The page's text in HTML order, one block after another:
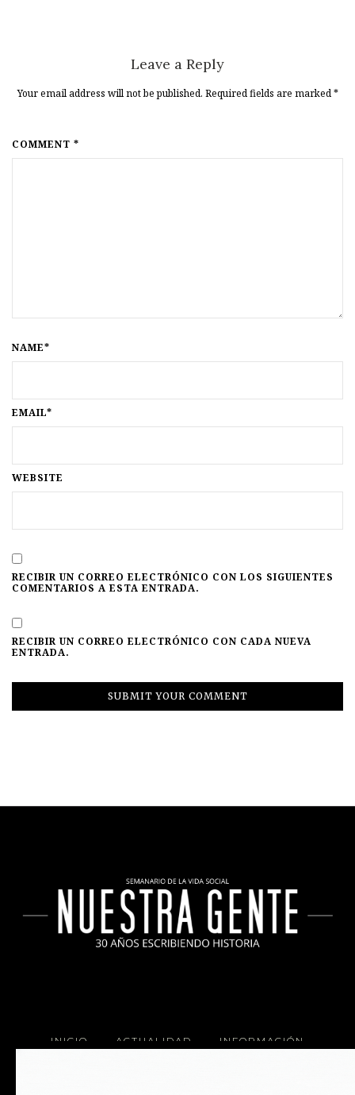
Leave a Reply
Your email address will not be published. Required fields are marked*
COMMENT *
NAME*
EMAIL*
WEBSITE
RECIBIR UN CORREO ELECTRÓNICO CON LOS SIGUIENTES
COMENTARIOS A ESTA ENTRADA.
RECIBIR UN CORREO ELECTRÓNICO CON CADA NUEVA
ENTRADA.
INICIO ACTUALIDAD INFORMACIÓN